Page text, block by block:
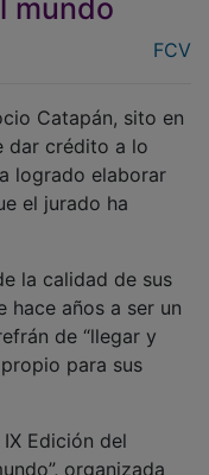
dar crédito a lo
logrado elaborar
el jurado ha
años a ser un
de “llegar y
para sus
organizada